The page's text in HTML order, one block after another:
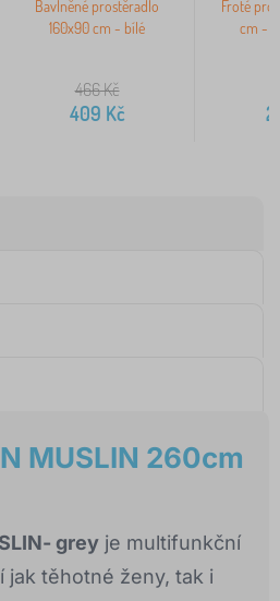
Bavlněné prostěradlo
160x90 cm - bílé
466Kč
409 Kč
Froté
cm -
MUSLIN 260cm
grey je multifunkční
jak těhotné ženy, tak i